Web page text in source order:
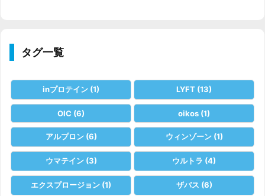
タグ一覧
inプロテイン (1) LYFT (13)
OIC (6) oikos (1)
アルプロン(6) ウィンゾーン(1)
ウマテイン(3) ウルトラ (4)
エクスプロージョン (1) ザバス (6)